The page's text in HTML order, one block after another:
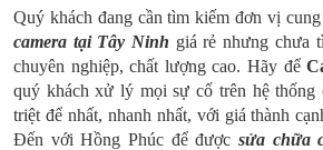
Quý khách đang cần tìm kiếm đơn vị
camera tại Tây Ninh giá rẻ nhưng chưa
chuyên nghiệp, chất lượng cao. Hãy để
quý khách xử lý mọi sự cố trên hệ thống
triệt để nhất, nhanh nhất, với giá thành
Đến với Hồng Phúc để được sửa chữa